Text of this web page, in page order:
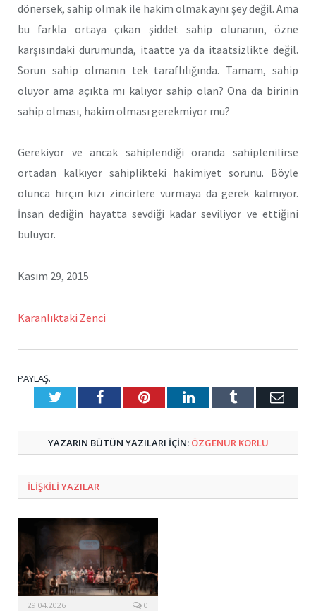
dönersek, sahip olmak ile hakim olmak aynı şey değil. Ama
bu farkla ortaya çıkan şiddet sahip olunanın, özne
karşısındaki durumunda, itaatte ya da itaatsizlikte değil.
Sorun sahip olmanın tek taraflılığında. Tamam, sahip
oluyor ama açıkta mı kalıyor sahip olan? Ona da birinin
sahip olması, hakim olması gerekmiyor mu?
Gerekiyor ve ancak sahiplendiği oranda sahiplenilirse
ortadan kalkıyor sahiplikteki hakimiyet sorunu. Böyle
olunca hırçın kızı zincirlere vurmaya da gerek kalmıyor.
İnsan dediğin hayatta sevdiği kadar seviliyor ve ettiğini
buluyor.
Kasım 29, 2015
Karanlıktaki Zenci
PAYLAŞ.
TwitterFacebookPinterestLinkedInTumblr E-
YAZARIN BÜTÜN YAZILARI IÇIN: ÖZGENUR KORLU
ILIŞKILI YAZILAR
29.04.2026 0